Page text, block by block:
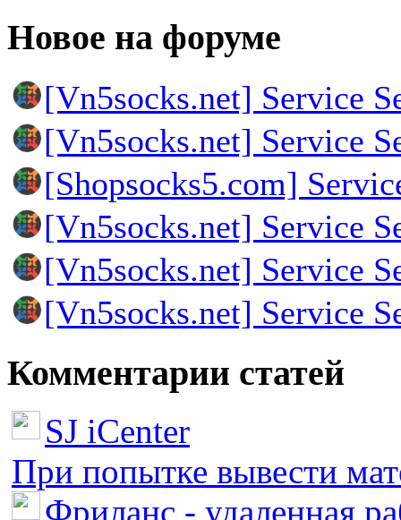
Новое на форуме
[Vn5socks.net] Service
[Vn5socks.net] Service
[Shopsocks5.com]
[Vn5socks.net] Service
[Vn5socks.net] Service
[Vn5socks.net] Service
Комментарии статей
SJ iCenter
При попытке вывести
Фриланс - удаленная